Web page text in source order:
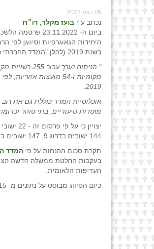
05 דצמ 2022
נכתב ע"י בועז מקלר, רו״ח
ביום ה-
היחידות הגאוגרפיות וסיווגן
בשנת 2019 (להלן "המדד החברתי כלכלי החדש").
מקומיות ו-54 מועצות
2019.
אוכלוסיית המדד כוללת גם את רוב
מוסדות סיעודיים, בתי סוהר
144 ישובים בדרוג 9, 147 ישובים בדרוג 8.
תקרת סכום ההנחות על פי המדד
בעקבות החלטת ממשלה חדשה
העדיפות הלאומית.
כיום הסיווג מבוסס על נתונים מ- 2015 שפורסמו ב 2017.